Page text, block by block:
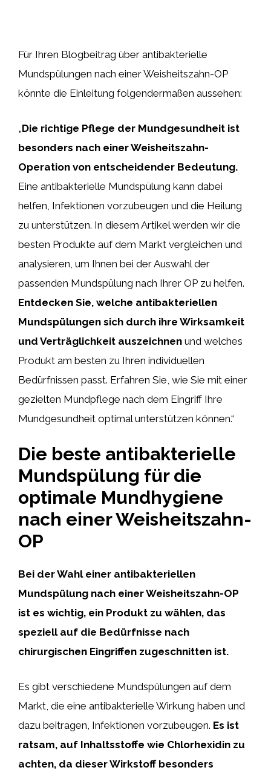
Für Ihren Blogbeitrag über antibakterielle
Mundspülungen nach einer Weisheitszahn-OP
könnte die Einleitung folgendermaßen aussehen:
„Die richtige Pflege der Mundgesundheit ist
besonders nach einer Weisheitszahn-
Operation von entscheidender Bedeutung.
Eine antibakterielle Mundspülung kann dabei
helfen, Infektionen vorzubeugen und die Heilung
zu unterstützen. In diesem Artikel werden wir die
besten Produkte auf dem Markt vergleichen und
analysieren, um Ihnen bei der Auswahl der
passenden Mundspülung nach Ihrer OP zu helfen.
Entdecken Sie, welche antibakteriellen
Mundspülungen sich durch ihre Wirksamkeit
und Verträglichkeit auszeichnen und welches
Produkt am besten zu Ihren individuellen
Bedürfnissen passt. Erfahren Sie, wie Sie mit einer
gezielten Mundpflege nach dem Eingriff Ihre
Mundgesundheit optimal unterstützen können.“
Die beste antibakterielle
Mundspülung für die
optimale Mundhygiene
nach einer Weisheitszahn-
OP
Bei der Wahl einer antibakteriellen
Mundspülung nach einer Weisheitszahn-OP
ist es wichtig, ein Produkt zu wählen, das
speziell auf die Bedürfnisse nach
chirurgischen Eingriffen zugeschnitten ist.
Es gibt verschiedene Mundspülungen auf dem
Markt, die eine antibakterielle Wirkung haben und
dazu beitragen, Infektionen vorzubeugen. Es ist
ratsam, auf Inhaltsstoffe wie Chlorhexidin zu
achten, da dieser Wirkstoff besonders